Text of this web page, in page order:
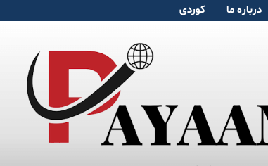
دربارە ما کوردی